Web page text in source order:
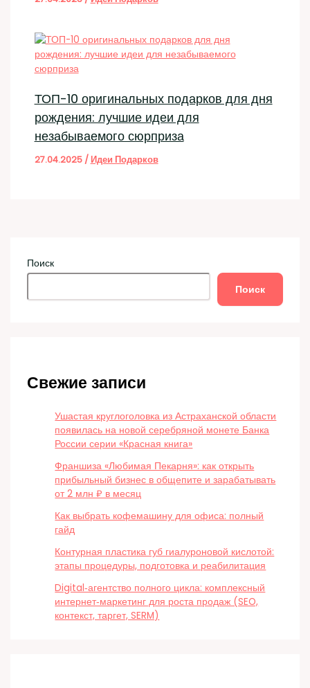
ТОП-10 оригинальных подарков для дня
рождения: лучшие идеи для
незабываемого сюрприза
27.04.2025 / Идеи Подарков
Поиск
Поиск
Свежие записи
Ушастая круглоголовка из Астраханской области
появилась на новой серебряной монете Банка
России серии «Красная книга»
Франшиза «Любимая Пекарня»: как открыть
прибыльный бизнес в общепите и зарабатывать
от 2 млн ₽ в месяц
Как выбрать кофемашину для офиса: полный
гайд
Контурная пластика губ гиалуроновой кислотой:
этапы процедуры, подготовка и реабилитация
Digital‑агентство полного цикла: комплексный
интернет‑маркетинг для роста продаж (SEO,
контекст, таргет, SERM)